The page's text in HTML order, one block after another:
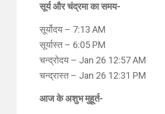
सूर्य और चंद्रमा का समय-
सूर्योदय – 7:13 AM
सूर्यास्त – 6:05 PM
चन्द्रोदय – Jan 26 12:57 AM
चन्द्रास्त – Jan 26 12:31 PM
आज के अशुभ मुहूर्त-